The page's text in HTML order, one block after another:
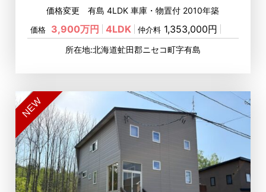
価格変更 有島 4LDK 車庫・物置付 2010年築
価格 3,900万円 4LDK 仲介料 1,353,000円
所在地:北海道虻田郡ニセコ町字有島
NEW